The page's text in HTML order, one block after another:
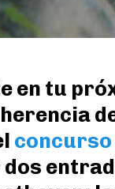
en tu
concurso
dos